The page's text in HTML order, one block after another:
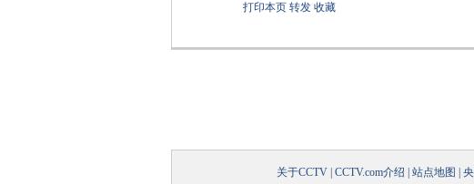
打印本页 转发 收藏
关于CCTV CCTV.com介绍 站点地图